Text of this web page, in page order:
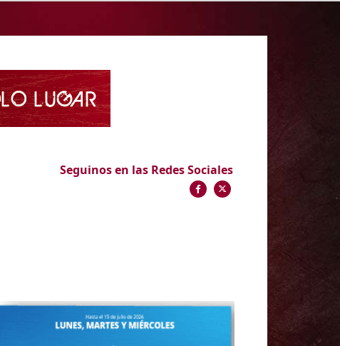
Seguinos en las Redes Sociales